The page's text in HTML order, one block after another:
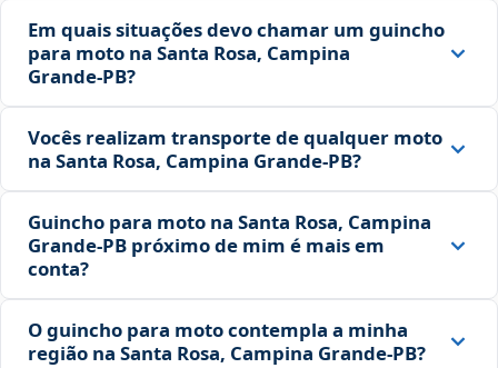
Em quais situações devo chamar um guincho
para moto na Santa Rosa, Campina
Grande‑PB?
Vocês realizam transporte de qualquer moto
na Santa Rosa, Campina Grande‑PB?
Guincho para moto na Santa Rosa, Campina
Grande‑PB próximo de mim é mais em
conta?
O guincho para moto contempla a minha
região na Santa Rosa, Campina Grande‑PB?